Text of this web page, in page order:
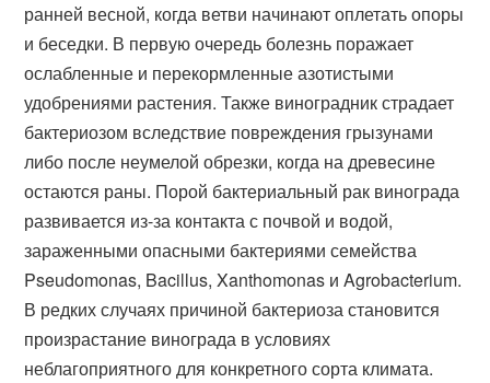
ранней весной, когда ветви начинают оплетать опоры
и беседки. В первую очередь болезнь поражает
ослабленные и перекормленные азотистыми
удобрениями растения. Также виноградник страдает
бактериозом вследствие повреждения грызунами
либо после неумелой обрезки, когда на древесине
остаются раны. Порой бактериальный рак винограда
развивается из-за контакта с почвой и водой,
зараженными опасными бактериями семейства
Pseudomonas, Bacillus, Xanthomonas и Agrobacterium.
В редких случаях причиной бактериоза становится
произрастание винограда в условиях
неблагоприятного для конкретного сорта климата.